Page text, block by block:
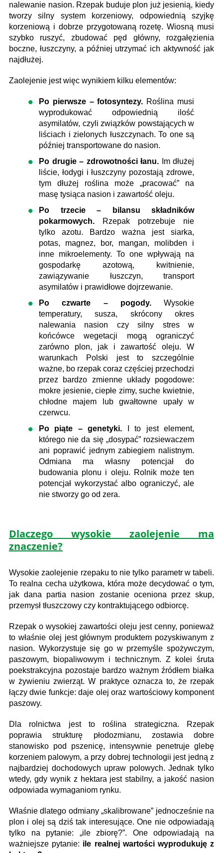
nalewanie nasion. Rzepak buduje plon już jesienią, kiedy
tworzy silny system korzeniowy, odpowiednią szyjkę
korzeniową i dobrze przygotowaną rozetę. Wiosną musi
szybko ruszyć, zbudować pęd główny, rozgałęzienia
boczne, łuszczyny, a później utrzymać ich aktywność jak
najdłużej.
Zaolejenie jest więc wynikiem kilku elementów:
Po pierwsze – fotosyntezy. Roślina musi
wyprodukować odpowiednią ilość
asymilatów, czyli związków powstających w
liściach i zielonych łuszczynach. To one są
później transportowane do nasion.
Po drugie – zdrowotności łanu. Im dłużej
liście, łodygi i łuszczyny pozostają zdrowe,
tym dłużej roślina może „pracować” na
masę tysiąca nasion i zawartość oleju.
Po trzecie – bilansu składników
pokarmowych. Rzepak potrzebuje nie
tylko azotu. Bardzo ważna jest siarka,
potas, magnez, bor, mangan, molibden i
inne mikroelementy. To one wpływają na
gospodarkę azotową, kwitnienie,
zawiązywanie łuszczyn, transport
asymilatów i prawidłowe dojrzewanie.
Po czwarte – pogody.Wysokie
temperatury, susza, skrócony okres
nalewania nasion czy silny stres w
końcówce wegetacji mogą ograniczyć
zarówno plon, jak i zawartość oleju. W
warunkach Polski jest to szczególnie
ważne, bo rzepak coraz częściej przechodzi
przez bardzo zmienne układy pogodowe:
mokre jesienie, ciepłe zimy, suche kwietnie,
chłodne majem lub gwałtowne upały w
czerwcu.
Po piąte – genetyki. I to jest element,
którego nie da się „dosypać” rozsiewaczem
ani poprawić jednym zabiegiem nalistnym.
Odmiana ma własny potencjał do
budowania plonu i oleju. Rolnik może ten
potencjał wykorzystać albo ograniczyć, ale
nie stworzy go od zera.
Dlaczego wysokie zaolejenie ma
znaczenie?
Wysokie zaolejenie rzepaku to nie tylko parametr w tabeli.
To realna cecha użytkowa, która może decydować o tym,
jak dana partia nasion zostanie oceniona przez skup,
przemysł tłuszczowy czy kontraktującego odbiorcę.
Rzepak o wysokiej zawartości oleju jest cenny, ponieważ
to właśnie olej jest głównym produktem pozyskiwanym z
nasion. Wykorzystuje się go w przemyśle spożywczym,
paszowym, biopaliwowym i technicznym. Z kolei śruta
poekstrakcyjna pozostaje bardzo ważnym źródłem białka
w żywieniu zwierząt. W praktyce oznacza to, że rzepak
łączy dwie funkcje: daje olej oraz wartościowy komponent
paszowy.
Dla rolnictwa jest to roślina strategiczna. Rzepak
poprawia strukturę płodozmianu, zostawia dobre
stanowisko pod pszenicę, intensywnie penetruje glebę
korzeniem palowym, a przy dobrej technologii jest jedną z
najbardziej dochodowych upraw polowych. Jednak tylko
wtedy, gdy wynik z hektara jest stabilny, a jakość nasion
odpowiada wymaganiom rynku.
Właśnie dlatego odmiany „skalibrowane” jednocześnie na
plon i olej są dziś tak interesujące. One nie odpowiadają
tylko na pytanie: „ile zbiorę?”. One odpowiadają na
ważniejsze pytanie: ile realnej wartości wyprodukuję z